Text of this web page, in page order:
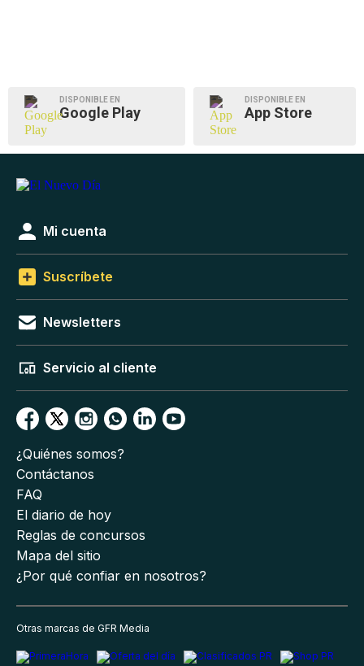
DISPONIBLE EN
Google Play
DISPONIBLE EN
App Store
Mi cuenta
Suscríbete
Newsletters
Servicio al cliente
¿Quiénes somos?
Contáctanos
FAQ
El diario de hoy
Reglas de concursos
Mapa del sitio
¿Por qué confiar en nosotros?
Otras marcas de GFR Media